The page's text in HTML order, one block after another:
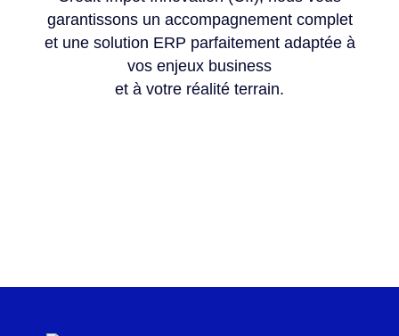
garantissons un accompagnement complet
et une solution ERP parfaitement adaptée à
vos enjeux business
et à votre réalité terrain.